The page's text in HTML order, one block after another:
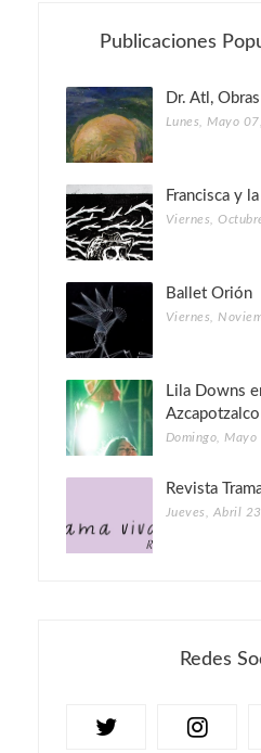
Publicaciones
Dr. Atl,
Lunes, Mayo
Francisca y
Viernes,
Ballet Orión
Viernes,
Lila Downs
Azcapotzalco
Domingo,
Revista
Jueves, Abril
Redes